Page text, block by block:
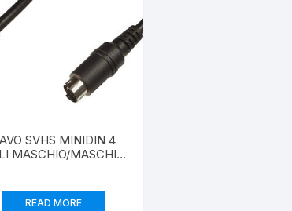
SVHS MINIDIN 4
MASCHIO/MASCHIO
READ MORE